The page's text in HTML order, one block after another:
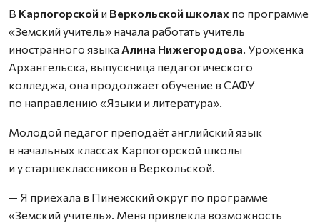
В Карпогорской и Веркольской школах по программе
«Земский учитель» начала работать учитель
иностранного языка Алина Нижегородова. Уроженка
Архангельска, выпускница педагогического
колледжа, она продолжает обучение в САФУ
по направлению «Языки и литература».
Молодой педагог преподаёт английский язык
в начальных классах Карпогорской школы
и у старшеклассников в Веркольской.
— Я приехала в Пинежский округ по программе
«Земский учитель». Меня привлекла возможность